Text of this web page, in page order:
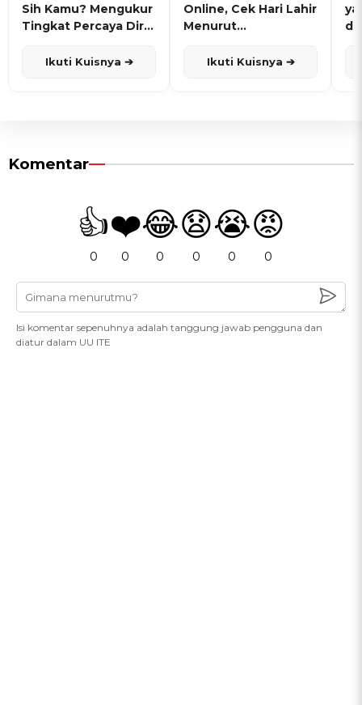
Sih Kamu? Mengukur
Tingkat Percaya Diri
Ikuti Kuisnya ➔
Online, Cek Hari Lahir
Menurut
Ikuti Kuisnya ➔
Komentar
👍
0
❤️
0
😂
0
😧
0
😭
0
😡
0
Isi komentar sepenuhnya adalah tanggung jawab pengguna dan
diatur dalam UU ITE